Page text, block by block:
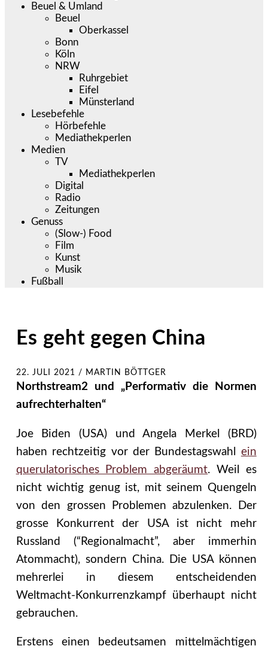
Beuel & Umland
Beuel
Oberkassel
Bonn
Köln
NRW
Ruhrgebiet
Eifel
Münsterland
Lesebefehle
Hörbefehle
Mediathekperlen
Medien
TV
Mediathekperlen
Digital
Radio
Zeitungen
Genuss
(Slow-) Food
Film
Kunst
Musik
Fußball
Es geht gegen China
22. JULI 2021 / MARTIN BÖTTGER
Northstream2 und „Performativ die Normen
aufrechterhalten“
Joe Biden (USA) und Angela Merkel (BRD)
haben rechtzeitig vor der Bundestagswahl ein
querulatorisches Problem abgeräumt. Weil es
nicht wichtig genug ist, mit seinem Quengeln
von den grossen Problemen abzulenken. Der
grosse Konkurrent der USA ist nicht mehr
Russland (“Regionalmacht”, aber immerhin
Atommacht), sondern China. Die USA können
mehrerlei in diesem entscheidenden
Weltmacht-Konkurrenzkampf überhaupt nicht
gebrauchen.
Erstens einen bedeutsamen mittelmächtigen